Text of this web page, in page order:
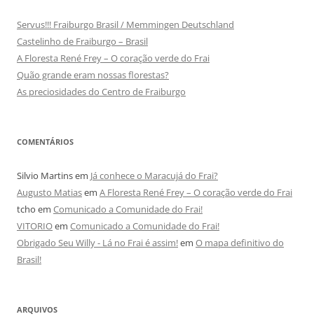
Servus!!! Fraiburgo Brasil / Memmingen Deutschland
Castelinho de Fraiburgo – Brasil
A Floresta René Frey – O coração verde do Frai
Quão grande eram nossas florestas?
As preciosidades do Centro de Fraiburgo
COMENTÁRIOS
Silvio Martinsem Já conhece o Maracujá do Frai?
Augusto Matiasem A Floresta René Frey – O coração verde do Frai
tcho em Comunicado a Comunidade do Frai!
VITORIOem Comunicado a Comunidade do Frai!
Obrigado Seu Willy - Lá no Frai é assim!em O mapa definitivo do
Brasil!
ARQUIVOS